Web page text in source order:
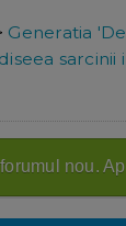
Generatia
sarcinii
nou.